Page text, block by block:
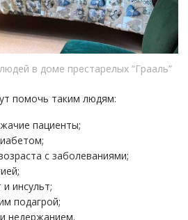
в доме престарелых “Грааль”
помочь таким людям:
пациенты;
с заболеваниями;
инсульт;
подагрой;
недержанием.